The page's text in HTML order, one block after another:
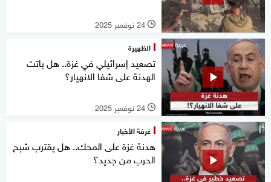
l 24 نوفمبر 2025
الظهيرة
تصعيد إسرائيلي في غزة.. هل باتت
الهدنة على شفا الانهيار؟
l 24 نوفمبر 2025
غرفة الأخبار
هدنة غزة على المحك.. هل يقترب شبح
الحرب من جديد؟